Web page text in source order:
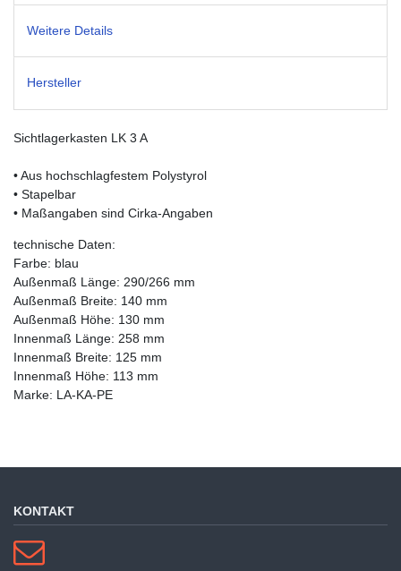
Weitere Details
Hersteller
Sichtlagerkasten LK 3 A
• Aus hochschlagfestem Polystyrol
• Stapelbar
• Maßangaben sind Cirka-Angaben
technische Daten:
Farbe: blau
Außenmaß Länge: 290/266 mm
Außenmaß Breite: 140 mm
Außenmaß Höhe: 130 mm
Innenmaß Länge: 258 mm
Innenmaß Breite: 125 mm
Innenmaß Höhe: 113 mm
Marke: LA-KA-PE
KONTAKT